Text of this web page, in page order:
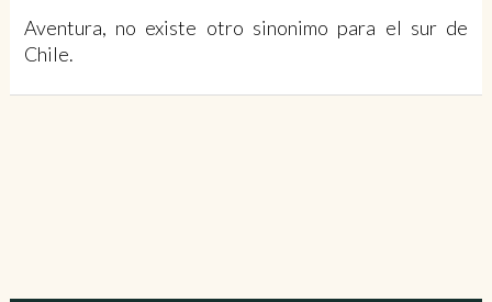
Aventura, no existe otro sinonimo para el sur de
Chile.